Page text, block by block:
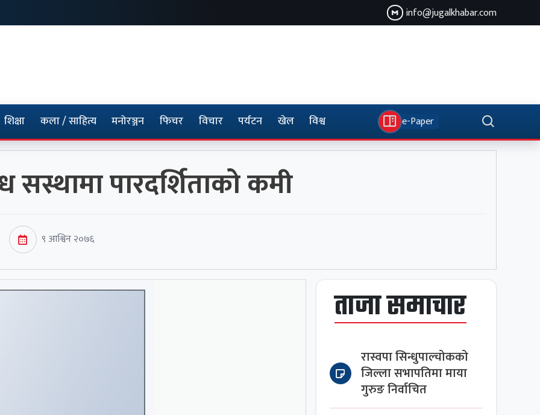
info@jugalkhabar.com
शिक्षा कला / साहित्य मनोरञ्जन फिचर विचार पर्यटन खेल विश्व e-Paper
सस्थामा पारदर्शिताको कमी
९ आश्विन २०७६
ताजा समाचार
रास्वपा सिन्धुपाल्चोकको
जिल्ला सभापतिमा माया
गुरुङ निर्वाचित